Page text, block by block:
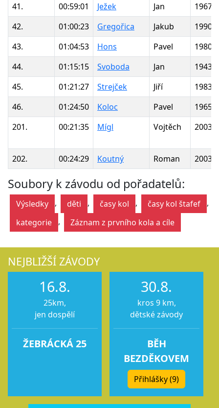
41. 00:59:01 Ježek Jan
1967
42.
01:00:23 Gregořica Jakub
1990
43.
01:04:53 Hons Pavel
1980
44.
01:15:15 Svoboda Jan
1943
45.
01:21:27 Strejček Jiří
1983
46.
01:24:50 Koloc Pavel
1965
201.
00:21:35 Mígl Vojtěch 2003
202. 00:24:29 Koutný Roman 2003
Soubory k závodu od pořadatelů:
Výsledky , děti , časy kol , časy kol štafef
,
kategorie
, Záznam z prvního kola a cíle
NEJBLIŽŠÍ ZÁVODY
16.8.
25km,
jen dospělí
ŽEBRÁCKÁ 25
30.8.
kros 9 km,
dětské závody
BĚH
BEZDĚKOVEM
Přihlášky (9)